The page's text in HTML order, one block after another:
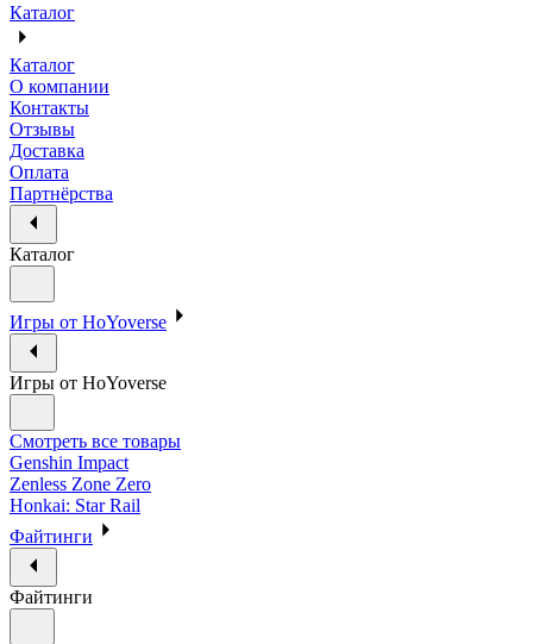
Каталог
Каталог
О компании
Контакты
Отзывы
Доставка
Оплата
Партнёрства
Каталог
Игры от HoYoverse
Игры от HoYoverse
Смотреть все товары
Genshin Impact
Zenless Zone Zero
Honkai: Star Rail
Файтинги
Файтинги